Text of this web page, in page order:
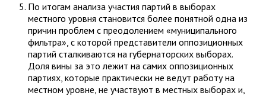
По итогам анализа участия партий в выборах
местного уровня становится более понятной одна из
причин проблем с преодолением «муниципального
фильтра», с которой представители оппозиционных
партий сталкиваются на губернаторских выборах.
Доля вины за это лежит на самих оппозиционных
партиях, которые практически не ведут работу на
местном уровне, не участвуют в местных выборах и,